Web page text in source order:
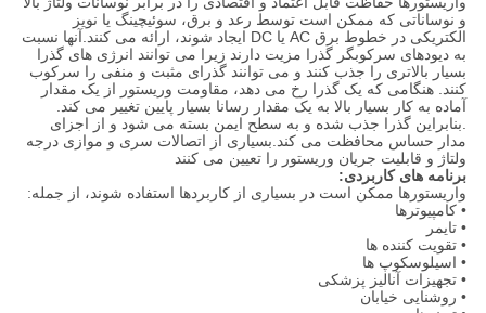
و نوساناتی که ممکن است توسط رعد و برق، سوئیچینگ یا نویز
الکتریکی در خطوط برق AC یا DC ایجاد شوند، ارائه می کنند.آنها نسبت
به دیودهای سرکوبگر گذرا مزیت دارند زیرا می توانند انرژی های گذرا
بسیار بالاتری را جذب کنند و می توانند گذرای مثبت و منفی را سرکوب
کنند. هنگامی که یک گذرا رخ می دهد، مقاومت وریستور از یک مقدار
آماده به کار بسیار بالا به یک مقدار رسانا بسیار پایین تغییر می کند.
.بنابراین گذرا جذب شده و به سطح ایمن بسته می شود و از اجزای
مدار حساس محافظت می کند.بسیاری از اتصالات سری و موازی درجه
ولتاژ و قابلیت جریان وریستور را تعیین می کنند
برنامه های کاربردی:
واریستورها ممکن است در بسیاری از کاربردها استفاده شوند، از جمله:
• کامپیوترها
• تایمر
• تقویت کننده ها
• اسیلوسکوپ ها
• تجهیزات آنالیز پزشکی
• روشنایی خیابان